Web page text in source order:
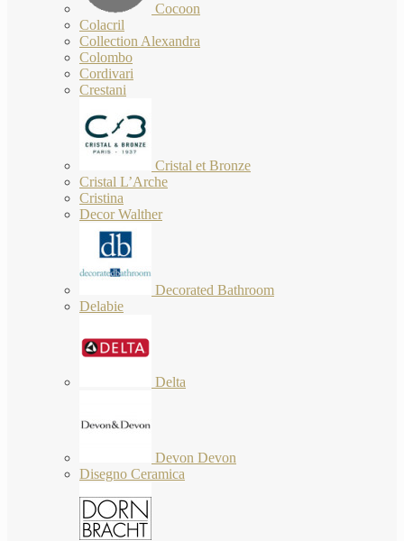
Cocoon
Colacril
Collection Alexandra
Colombo
Cordivari
Crestani
Cristal et Bronze
Cristal L’Arche
Cristina
Decor Walther
Decorated Bathroom
Delabie
Delta
Devon Devon
Disegno Ceramica